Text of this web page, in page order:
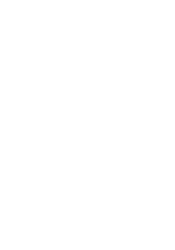
1.4 E-
NAVI
mort,